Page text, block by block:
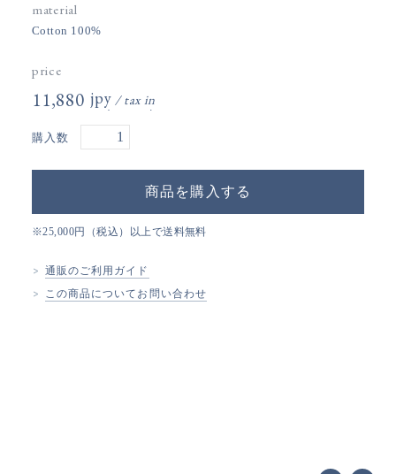
material
Cotton 100%
price
11,880円(税込)
購入数
※25,000円（税込）以上で送料無料
通販のご利用ガイド
この商品についてお問い合わせ